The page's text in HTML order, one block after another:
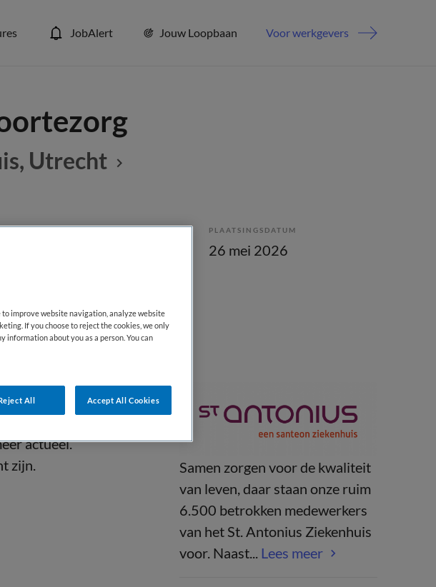
JobAlert Jouw Loopbaan Voor werkgevers
Utrecht
AANSTELLING PLAATSINGSDATUM
26 mei 2026
actueel.
zijn.
Samen zorgen voor de kwaliteit
van leven, daar staan onze ruim
6.500 betrokken medewerkers
van het St. Antonius Ziekenhuis
voor. Naast... Lees meer
to improve website navigation, analyze website
If you choose to reject the cookies, we only
information about you as a person. You can
All Accept All Cookies